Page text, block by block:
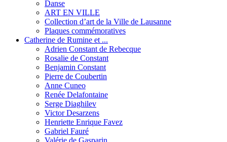
Danse
ART EN VILLE
Collection d’art de la Ville de Lausanne
Plaques commémoratives
Catherine de Rumine et ...
Adrien Constant de Rebecque
Rosalie de Constant
Benjamin Constant
Pierre de Coubertin
Anne Cuneo
Renée Delafontaine
Serge Diaghilev
Victor Desarzens
Henriette Enrique Favez
Gabriel Fauré
Valérie de Gasparin